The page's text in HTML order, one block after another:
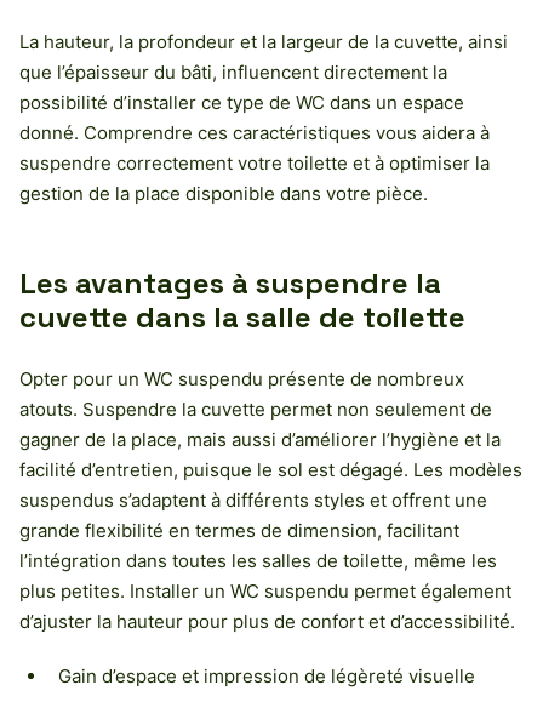
La hauteur, la profondeur et la largeur de la cuvette, ainsi
que l’épaisseur du bâti, influencent directement la
possibilité d’installer ce type de WC dans un espace
donné. Comprendre ces caractéristiques vous aidera à
suspendre correctement votre toilette et à optimiser la
gestion de la place disponible dans votre pièce.
Les avantages à suspendre la
cuvette dans la salle de toilette
Opter pour un WC suspendu présente de nombreux
atouts. Suspendre la cuvette permet non seulement de
gagner de la place, mais aussi d’améliorer l’hygiène et la
facilité d’entretien, puisque le sol est dégagé. Les modèles
suspendus s’adaptent à différents styles et offrent une
grande flexibilité en termes de dimension, facilitant
l’intégration dans toutes les salles de toilette, même les
plus petites. Installer un WC suspendu permet également
d’ajuster la hauteur pour plus de confort et d’accessibilité.
Gain d’espace et impression de légèreté visuelle